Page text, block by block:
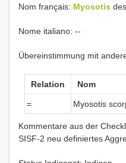
Nom français: Myosotis
Nome italiano: --
Übereinstimmung mit
Relation Nom
= Myosotis
Kommentare aus der
SISF-2 neu definiertes